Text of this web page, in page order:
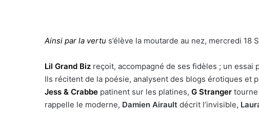
Ainsi par la vertu s’élève la moutarde au nez, mercredi 18
Lil Grand Biz reçoit, accompagné de ses fidèles ; un
Ils récitent de la poésie, analysent des blogs érotiques
Jess & Crabbe patinent sur les platines, G Stranger tourne
rappelle le moderne, Damien Airault décrit l’invisible,